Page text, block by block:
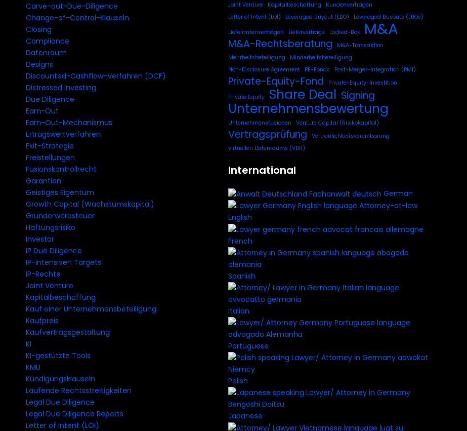
Carve-out-Due-Diligence
Change-of-Control-Klauseln
Closing
Compliance
Datenraum
Designs
Discounted-Cashflow-Verfahren (DCF)
Distressed Investing
Due Diligence
Earn-Out
Earn-Out-Mechanismus
Ertragswertverfahren
Exit-Strategie
Freistellungen
Fusionskontrollrecht
Garantien
Geistiges Eigentum
Growth Capital (Wachstumskapital)
Grunderwerbsteuer
Haftungsrisiko
Investor
IP Due Diligence
IP-intensiven Targets
IP-Rechte
Joint Venture
Kapitalbeschaffung
Kauf einer Unternehmensbeteiligung
Kaufpreis
Kaufvertragsgestaltung
KI
KI-gestützte Tools
KMU
Kündigungsklauseln
Laufende Rechtsstreitigkeiten
Legal Due Diligence
Legal Due Diligence Reports
Letter of Intent (LOI)
Joint Venture
Kapitalbeschaffung
Kundenverträgen
Letter of Intent (LOI)
Leveraged Buyout (LBO)
Leveraged Buyouts (LBOs)
Lieferantenverträgen
Lieferverträge Locked-Box M&A
M&A-Rechtsberatung
M&A-Transaktion
Mehrheitsbeteiligung
Minderheitsbeteiligung
Non-Disclosure Agreement
PE-Fonds Post-Merger-Integration (PMI)
Private-Equity-Fond
Private-Equity-Investition
Private Equity
Share Deal Signing
Unternehmensbewertung
Unternehmensfusionen Venture Capital (Risikokapital)
Vertragsprüfung
Vertraulichkeitsvereinbarung
virtuellen Datenraums (VDR)
International
German
English
French
Spanish
Italian
Portuguese
Polish
Japanese